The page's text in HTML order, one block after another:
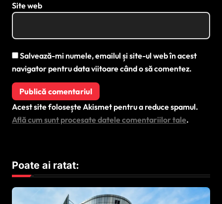
Site web
Salvează-mi numele, emailul și site-ul web în acest
navigator pentru data viitoare când o să comentez.
Acest site folosește Akismet pentru a reduce spamul.
Află cum sunt procesate datele comentariilor tale.
Poate ai ratat: